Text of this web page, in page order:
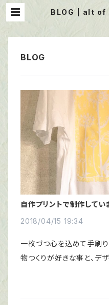
BLOG | alt of
自作プリントで制作してい
2018/04/15 19:34
一枚づつ心を込めて手刷り
物つくりが好きな事と、デ